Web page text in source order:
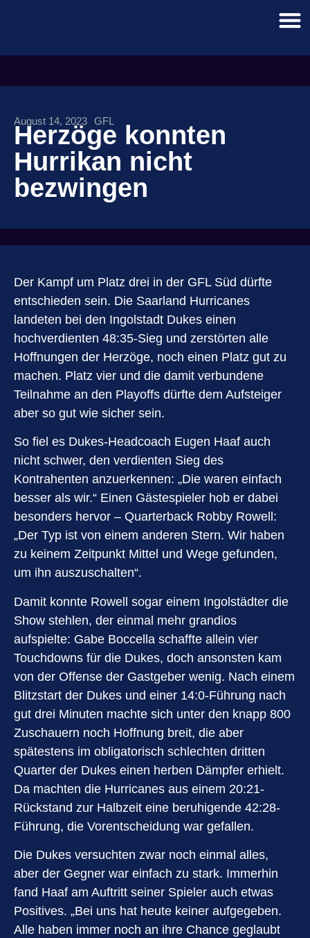
August 14, 2023 GFL
Herzöge konnten
Hurrikan nicht
bezwingen
Der Kampf um Platz drei in der GFL Süd dürfte
entschieden sein. Die Saarland Hurricanes
landeten bei den Ingolstadt Dukes einen
hochverdienten 48:35-Sieg und zerstörten alle
Hoffnungen der Herzöge, noch einen Platz gut zu
machen. Platz vier und die damit verbundene
Teilnahme an den Playoffs dürfte dem Aufsteiger
aber so gut wie sicher sein.
So fiel es Dukes-Headcoach Eugen Haaf auch
nicht schwer, den verdienten Sieg des
Kontrahenten anzuerkennen: „Die waren einfach
besser als wir.“ Einen Gästespieler hob er dabei
besonders hervor – Quarterback Robby Rowell:
„Der Typ ist von einem anderen Stern. Wir haben
zu keinem Zeitpunkt Mittel und Wege gefunden,
um ihn auszuschalten“.
Damit konnte Rowell sogar einem Ingolstädter die
Show stehlen, der einmal mehr grandios
aufspielte: Gabe Boccella schaffte allein vier
Touchdowns für die Dukes, doch ansonsten kam
von der Offense der Gastgeber wenig. Nach einem
Blitzstart der Dukes und einer 14:0-Führung nach
gut drei Minuten machte sich unter den knapp 800
Zuschauern noch Hoffnung breit, die aber
spätestens im obligatorisch schlechten dritten
Quarter der Dukes einen herben Dämpfer erhielt.
Da machten die Hurricanes aus einem 20:21-
Rückstand zur Halbzeit eine beruhigende 42:28-
Führung, die Vorentscheidung war gefallen.
Die Dukes versuchten zwar noch einmal alles,
aber der Gegner war einfach zu stark. Immerhin
fand Haaf am Auftritt seiner Spieler auch etwas
Positives. „Bei uns hat heute keiner aufgegeben.
Alle haben immer noch an ihre Chance geglaubt